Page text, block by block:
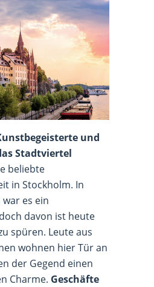
und
Stadtviertel
beliebte
in Stockholm. In
es ein
davon ist heute
spüren. Leute aus
wohnen hier Tür an
der Gegend einen
Charme. Geschäfte